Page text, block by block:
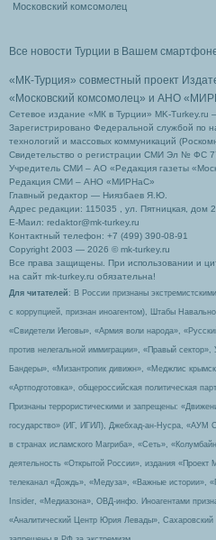
Московский комсомолец
Все новости Турции в Вашем
«МК-Турция» совместный проект
«Московский комсомолец» и АНО
Сетевое издание «МК в Турции» MK-Turkey.ru
Зарегистрировано Федеральной службой по
технологий и массовых коммуникаций
Свидетельство о регистрации СМИ Эл № ФС
Учредитель СМИ – АО «Редакция газеты
Редакция СМИ – АНО «МИРНаС»
Главный редактор — Ниязбаев Я.Ю.
Адрес редакции: 115035 , ул. Пятницкая, дом
Е-Маил: redaktor@mk-turkey.ru
Контактный телефон: +7 (499) 390-08-91
Copyright 2003 — 2026 © mk-turkey.ru
Все права защищены. При использовании и
на сайт mk-turkey.ru обязательна!
Для читателей : В России признаны
с коррупцией, признан иноагентом), Штабы
«Свидетели Иеговы», «Армия воли народа»,
против нелегальной иммиграции», «Правый
Бандеры», «Мизантропик дивижн», «Меджлис
«Артподготовка», общероссийская политическая
Признаны террористическими и запрещены:
государство» (ИГ, ИГИЛ), Джебхад-ан-Нусра, «АУМ
в странах исламского Магриба», «Сеть»,
деятельность «Открытой России», издания
телеканал «Дождь», «Медуза», «Важные истории»,
Insider, «Медиазона», ОВД-инфо. Иноагентами
«Аналитический Центр Юрия Левады»,